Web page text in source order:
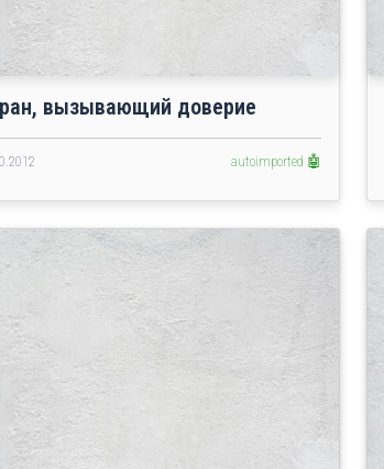
вызывающий доверие
autoimported 🤖